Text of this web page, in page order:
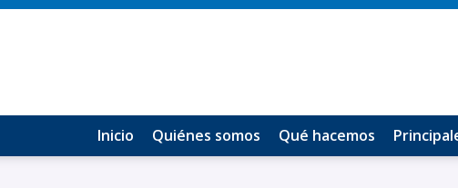
Inicio Quiénes somos Qué hacemos